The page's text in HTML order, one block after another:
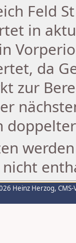
Feld
in
da
zur
Heinz Herzog,